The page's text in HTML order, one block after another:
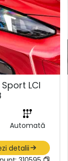
LCI
Automată
detalii